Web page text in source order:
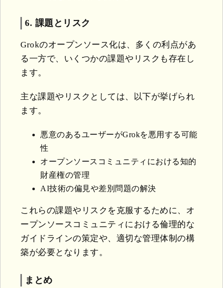
6. 課題とリスク
Grokのオープンソース化は、多くの利点があ
る一方で、いくつかの課題やリスクも存在し
ます。
主な課題やリスクとしては、以下が挙げられ
ます。
悪意のあるユーザーがGrokを悪用する可能
性
オープンソースコミュニティにおける知的
財産権の管理
AI技術の偏見や差別問題の解決
これらの課題やリスクを克服するために、オ
ープンソースコミュニティにおける倫理的な
ガイドラインの策定や、適切な管理体制の構
築が必要となります。
まとめ